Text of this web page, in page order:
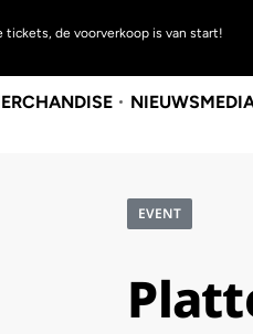
tickets, de voorverkoop is van start!
NIEUWS
EVENT